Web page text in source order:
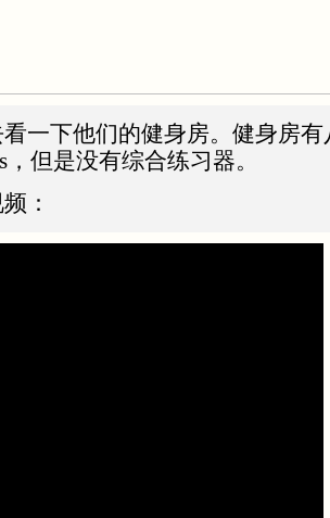
一下他们的健身房。健身房有
，但是没有综合练习器。
：